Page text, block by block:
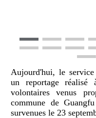
Aujourd'hui, le
un reportage
volontaires venus
commune de
survenues le 23